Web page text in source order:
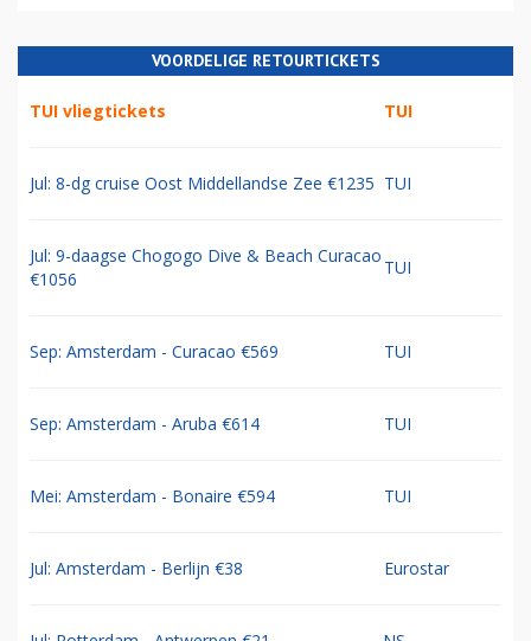
VOORDELIGE RETOURTICKETS
TUI vliegtickets TUI
Jul: 8-dg cruise Oost Middellandse Zee €1235 TUI
Jul: 9-daagse Chogogo Dive & Beach Curacao
€1056
TUI
Sep: Amsterdam - Curacao €569 TUI
Sep: Amsterdam - Aruba €614 TUI
Mei: Amsterdam - Bonaire €594 TUI
Jul: Amsterdam - Berlijn €38 Eurostar